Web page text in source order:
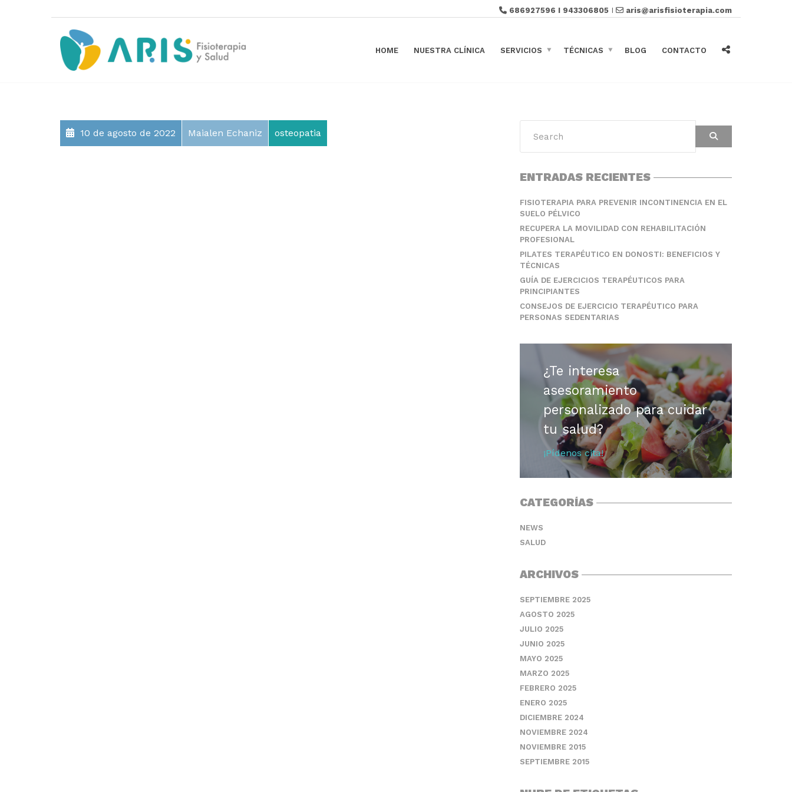
686927596 I 943306805 I aris@arisfisioterapia.com
HOME NUESTRA CLÍNICA SERVICIOS TÉCNICAS BLOG CONTACTO
10 de agosto de 2022 Maialen Echaniz osteopatia
ENTRADAS RECIENTES
FISIOTERAPIA PARA PREVENIR INCONTINENCIA EN EL
SUELO PÉLVICO
RECUPERA LA MOVILIDAD CON REHABILITACIÓN
PROFESIONAL
PILATES TERAPÉUTICO EN DONOSTI: BENEFICIOS Y
TÉCNICAS
GUÍA DE EJERCICIOS TERAPÉUTICOS PARA
PRINCIPIANTES
CONSEJOS DE EJERCICIO TERAPÉUTICO PARA
PERSONAS SEDENTARIAS
¿Te interesa
asesoramiento
personalizado para cuidar
tu salud?
¡Pídenos cita!
CATEGORÍAS
NEWS
SALUD
ARCHIVOS
SEPTIEMBRE 2025
AGOSTO 2025
JULIO 2025
JUNIO 2025
MAYO 2025
MARZO 2025
FEBRERO 2025
ENERO 2025
DICIEMBRE 2024
NOVIEMBRE 2024
NOVIEMBRE 2015
SEPTIEMBRE 2015